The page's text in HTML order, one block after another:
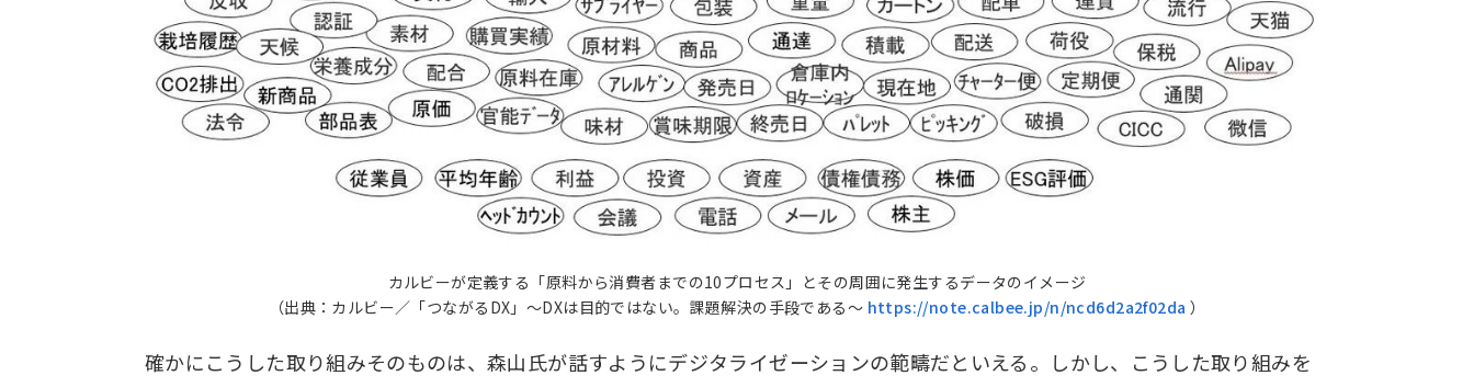
カルビーが定義する「原料から消費者までの10プロセス」とその周囲に発生するデータのイメージ
（出典：カルビー／「つながるDX」～DXは目的ではない。課題解決の手段である～ https://note.calbee.jp/n/ncd6d2a2f02da ）
確かにこうした取り組みそのものは、森山氏が話すようにデジタライゼーションの範疇だといえる。しかし、こうした取り組みを